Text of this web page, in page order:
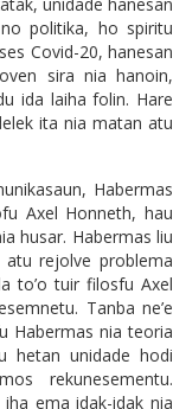
unidade hanesan
politika, ho spiritu
Covid-20, hanesan
sira nia hanoin,
ida laiha folin. Hare
ita nia matan atu
Habermas
Axel Honneth, hau
husar. Habermas liu
rejolve problema
to’o tuir filosfu Axel
Tanba ne’e
Habermas nia teoria
hetan unidade hodi
rekunesementu.
ema idak-idak nia